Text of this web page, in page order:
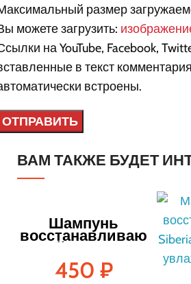
размер
можете загрузить:
на YouTube, Facebook,
в текст
встроены.
ВАМ ТАКЖЕ БУДЕТ
Шампунь
восстанавливаю
щий — 250 мл
450 ₽